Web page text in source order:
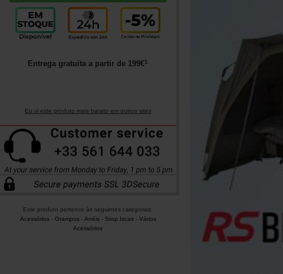
Entrega gratuita a partir de 199€1
Eu vi este produto mais barato em outros sites
Este produto pertence às seguintes categorias:
Acessórios- Grampos - Anéis- Stop Iscas- Vários
Acessórios